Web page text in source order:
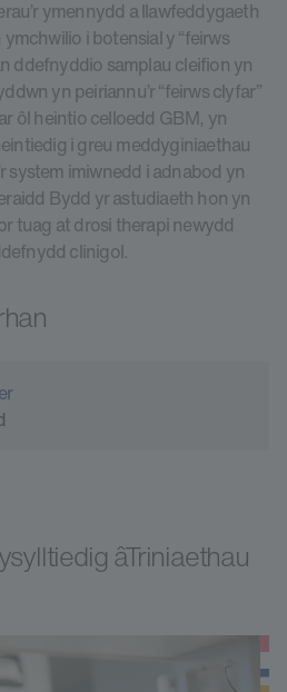
ymennydd a llawfeddygaeth
i botensial y “feirws
ddefnyddio samplau cleifion yn
yn peiriannu’r “feirws clyfar”
ôl heintio celloedd GBM, yn
i greu meddyginiaethau
system imiwnedd i adnabod yn
Bydd yr astudiaeth hon yn
tuag at drosi therapi newydd
clinigol.
âTriniaethau